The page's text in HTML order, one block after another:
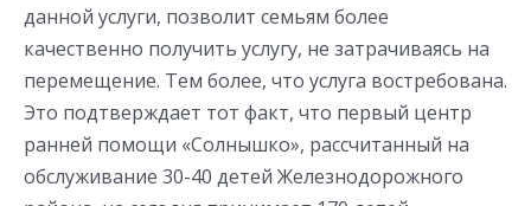
данной услуги, позволит семьям более
качественно получить услугу, не затрачиваясь на
перемещение. Тем более, что услуга востребована.
Это подтверждает тот факт, что первый центр
ранней помощи «Солнышко», рассчитанный на
обслуживание 30-40 детей Железнодорожного